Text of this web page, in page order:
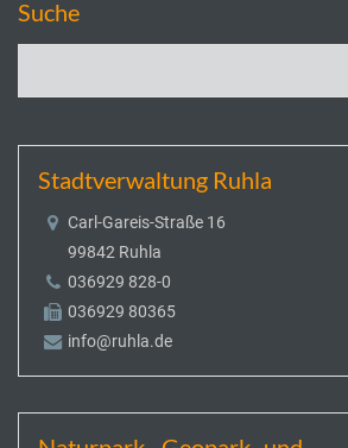
Suche
Stadtverwaltung Ruhla
Carl-Gareis-Straße 16
99842 Ruhla
036929 828-0
036929 80365
info@ruhla.de